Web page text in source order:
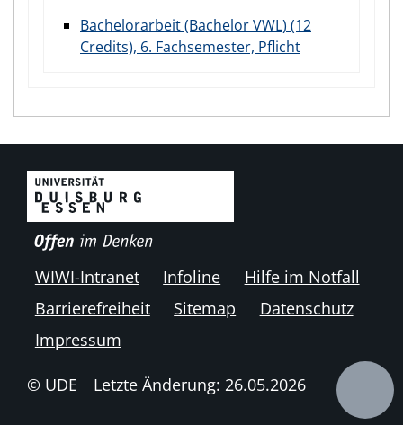
Bachelorarbeit (Bachelor VWL) (12
Credits), 6. Fachsemester, Pflicht
WIWI-Intranet Infoline
Hilfe im Notfall
Barrierefreiheit
Sitemap
Datenschutz
Impressum
© UDE Letzte Änderung: 26.05.2026